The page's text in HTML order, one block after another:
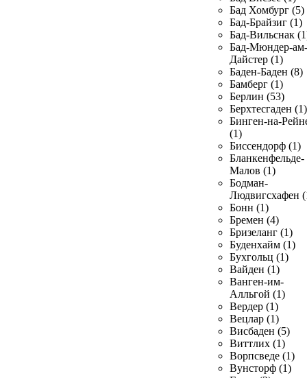
Бад Хомбург (5)
Бад-Брайзиг (1)
Бад-Вильснак
Бад-Мюндер-ам-
Дайстер (1)
Баден-Баден (8)
Бамберг (1)
Берлин (53)
Берхтесгаден (1)
Бинген-на-
(1)
Биссендорф (1)
Бланкенфельде-
Малов (1)
Бодман-
Людвигсхафен
Бонн (1)
Бремен (4)
Бризеланг (1)
Буденхайм (1)
Бухгольц (1)
Вайден (1)
Ванген-им-
Алльгой (1)
Вердер (1)
Вецлар (1)
Висбаден (5)
Виттлих (1)
Ворпсведе (1)
Вунсторф (1)